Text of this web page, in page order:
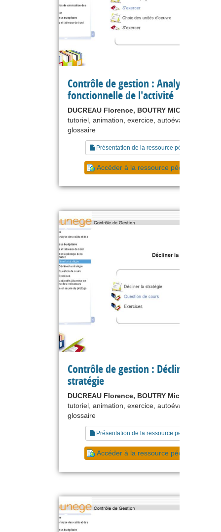
Contrôle de gestion : Analyse
fonctionnelle de l'activité
DUCREAU Florence, BOUTRY MICHEL
tutoriel, animation, exercice, autoévaluation,
glossaire
Présentation de la ressource pédagogique
Accéder à la ressource pédagogique
Contrôle de gestion : Décliner la
stratégie
DUCREAU Florence, BOUTRY Michel
tutoriel, animation, exercice, autoévaluation,
glossaire
Présentation de la ressource pédagogique
Accéder à la ressource pédagogique